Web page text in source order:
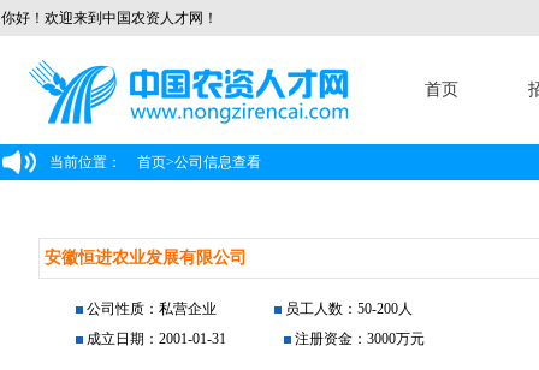
你好！欢迎来到中国农资人才网！
首页
当前位置： 首页>公司信息查看
安徽恒进农业发展有限公司
公司性质：私营企业
员工人数：50-200人
成立日期：2001-01-31
注册资金：3000万元